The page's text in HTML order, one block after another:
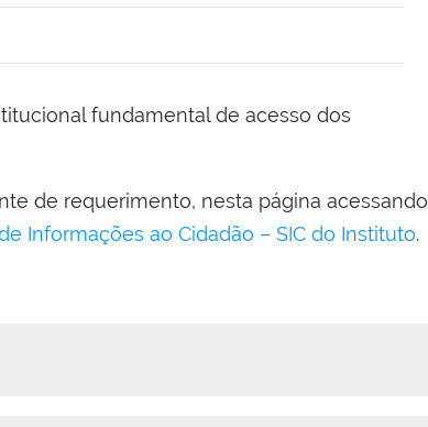
de requerimento, nesta página acessando
Informações ao Cidadão – SIC do Instituto.